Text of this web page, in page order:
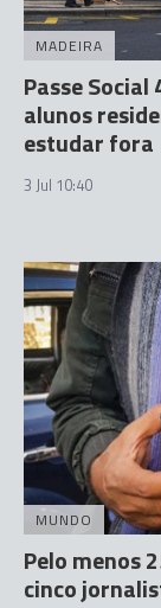
MADEIRA
Passe
alunos
estudar fora
3 Jul 10:40
MUNDO
Pelo menos
cinco